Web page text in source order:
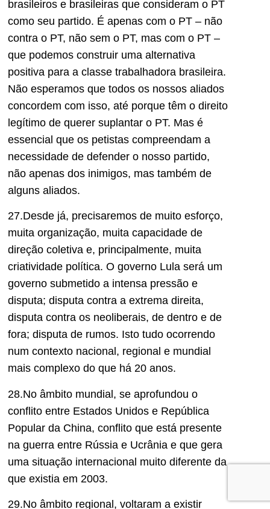
brasileiros e brasileiras que consideram o PT
como seu partido. É apenas com o PT – não
contra o PT, não sem o PT, mas com o PT –
que podemos construir uma alternativa
positiva para a classe trabalhadora brasileira.
Não esperamos que todos os nossos aliados
concordem com isso, até porque têm o direito
legítimo de querer suplantar o PT. Mas é
essencial que os petistas compreendam a
necessidade de defender o nosso partido,
não apenas dos inimigos, mas também de
alguns aliados.
27.Desde já, precisaremos de muito esforço,
muita organização, muita capacidade de
direção coletiva e, principalmente, muita
criatividade política. O governo Lula será um
governo submetido a intensa pressão e
disputa; disputa contra a extrema direita,
disputa contra os neoliberais, de dentro e de
fora; disputa de rumos. Isto tudo ocorrendo
num contexto nacional, regional e mundial
mais complexo do que há 20 anos.
28.No âmbito mundial, se aprofundou o
conflito entre Estados Unidos e República
Popular da China, conflito que está presente
na guerra entre Rússia e Ucrânia e que gera
uma situação internacional muito diferente da
que existia em 2003.
29.No âmbito regional, voltaram a existir